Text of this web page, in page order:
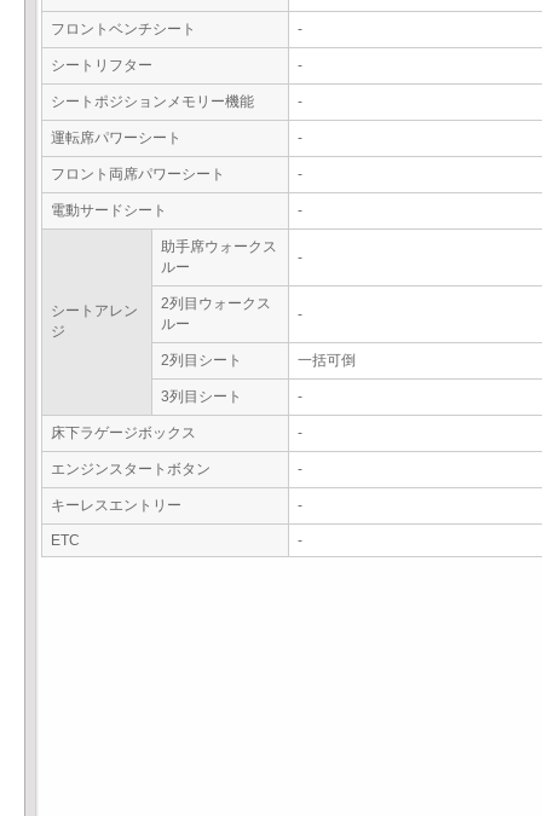
フロントベンチシート -
シートリフター -
シートポジションメモリー機能 -
運転席パワーシート -
フロント両席パワーシート -
電動サードシート -
シートアレン
ジ
助手席ウォークス
ルー
-
2列目ウォークス
ルー
-
2列目シート 一括可倒
3列目シート -
床下ラゲージボックス -
エンジンスタートボタン -
キーレスエントリー -
ETC -